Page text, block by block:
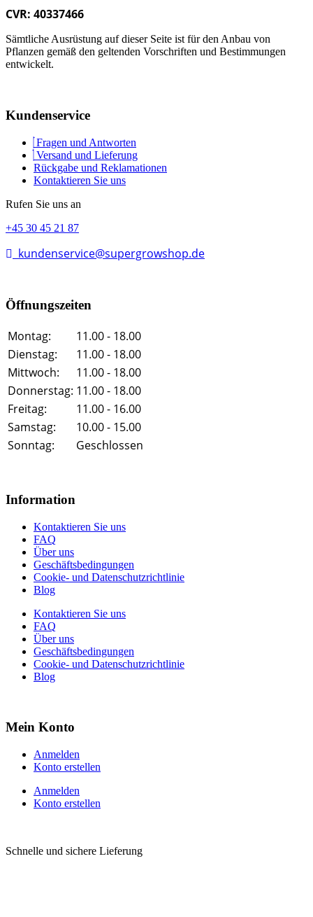
CVR: 40337466
Sämtliche Ausrüstung auf dieser Seite ist für den Anbau von
Pflanzen gemäß den geltenden Vorschriften und Bestimmungen
entwickelt.
Kundenservice
Fragen und Antworten
Versand und Lieferung
Rückgabe und Reklamationen
Kontaktieren Sie uns
Rufen Sie uns an
+45 30 45 21 87
kundenservice@supergrowshop.de
Öffnungszeiten
Montag:
11.00 - 18.00
Dienstag:
11.00 - 18.00
Mittwoch:
11.00 - 18.00
Donnerstag: 11.00 - 18.00
Freitag:
11.00 - 16.00
Samstag:
10.00 - 15.00
Sonntag:
Geschlossen
Information
Kontaktieren Sie uns
FAQ
Über uns
Geschäftsbedingungen
Cookie- und Datenschutzrichtlinie
Blog
Kontaktieren Sie uns
FAQ
Über uns
Geschäftsbedingungen
Cookie- und Datenschutzrichtlinie
Blog
Mein Konto
Anmelden
Konto erstellen
Anmelden
Konto erstellen
Schnelle und sichere Lieferung